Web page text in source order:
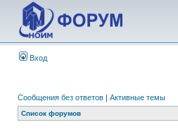
Вход
Сообщения без ответов | Активные темы
Список форумов